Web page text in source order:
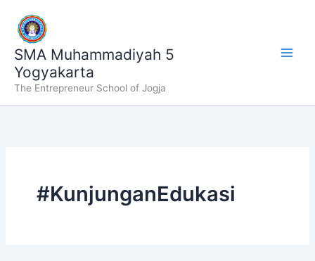
konten
SMA Muhammadiyah 5
Yogyakarta
The Entrepreneur School of Jogja
#KunjunganEdukasi